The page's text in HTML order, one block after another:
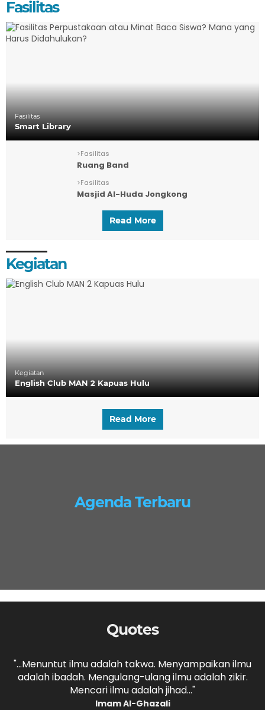
Fasilitas
Fasilitas
Smart Library
>Fasilitas
Ruang Band
>Fasilitas
Masjid Al-Huda Jongkong
Read More
Kegiatan
Kegiatan
English Club MAN 2 Kapuas Hulu
Read More
Agenda Terbaru
Quotes
"...Menuntut ilmu adalah takwa. Menyampaikan ilmu
adalah ibadah. Mengulang-ulang ilmu adalah zikir.
Mencari ilmu adalah jihad..."
Imam Al-Ghazali